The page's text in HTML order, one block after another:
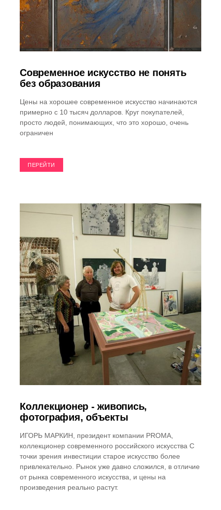
Современное искусство не понять
без образования
Цены на хорошее современное искусство начинаются
примерно с 10 тысяч долларов. Круг покупателей,
просто людей, понимающих, что это хорошо, очень
ограничен
ПЕРЕЙТИ
Коллекционер - живопись,
фотография, объекты
ИГОРЬ МАРКИН, президент компании PROMA,
коллекционер современного российского искусства С
точки зрения инвестиции старое искусство более
привлекательно. Рынок уже давно сложился, в отличие
от рынка современного искусства, и цены на
произведения реально растут.